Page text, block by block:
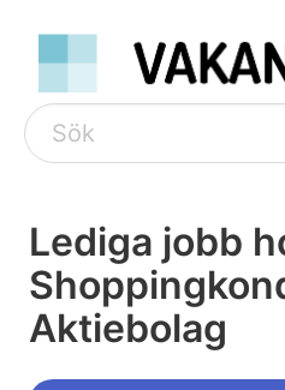
Lediga jobb
Aktiebolag